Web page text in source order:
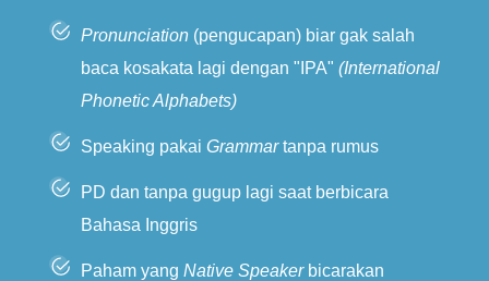
Pronunciation(pengucapan) biar gak salah
baca kosakata lagi dengan "IPA" (International
Phonetic Alphabets)
Speaking pakai Grammartanpa rumus
PD dan tanpa gugup lagi saat berbicara
Bahasa Inggris
Paham yang Native Speakerbicarakan